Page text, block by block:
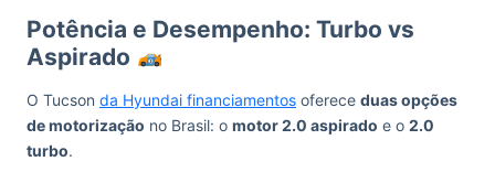
Potência e Desempenho: Turbo vs
Aspirado
O Tucson da Hyundai financiamentos oferece duas opções
de motorização no Brasil: o motor 2.0 aspirado e o 2.0
turbo.